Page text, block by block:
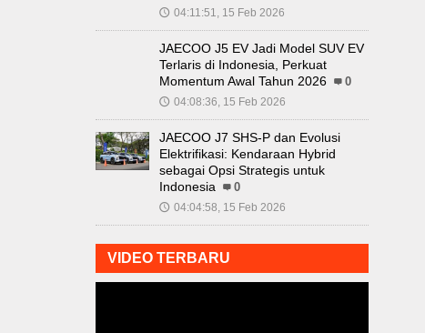
🕔 04:11:51, 15 Feb 2026
JAECOO J5 EV Jadi Model SUV EV
Terlaris di Indonesia, Perkuat
Momentum Awal Tahun 2026
0
🕔 04:08:36, 15 Feb 2026
JAECOO J7 SHS-P dan Evolusi
Elektrifikasi: Kendaraan Hybrid
sebagai Opsi Strategis untuk
Indonesia
0
🕔 04:04:58, 15 Feb 2026
VIDEO TERBARU